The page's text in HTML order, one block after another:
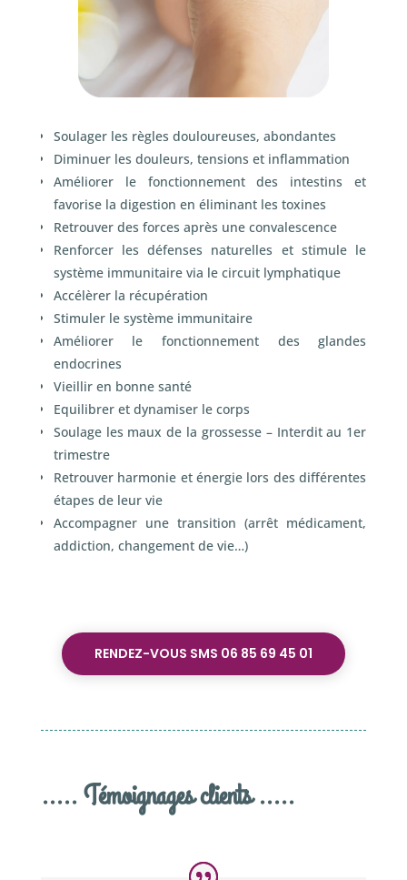
Soulager les règles douloureuses, abondantes
Diminuer les douleurs, tensions et inflammation
Améliorer le fonctionnement des intestins et
favorise la digestion en éliminant les toxines
Retrouver des forces après une convalescence
Renforcer les défenses naturelles et stimule le
système immunitaire via le circuit lymphatique
Accélèrer la récupération
Stimuler le système immunitaire
Améliorer le fonctionnement des glandes
endocrines
Vieillir en bonne santé
Equilibrer et dynamiser le corps
Soulage les maux de la grossesse – Interdit au 1er
trimestre
Retrouver harmonie et énergie lors des différentes
étapes de leur vie
Accompagner une transition (arrêt médicament,
addiction, changement de vie…)
RENDEZ-VOUS SMS 06 85 69 45 01
..... Témoignages clients .....